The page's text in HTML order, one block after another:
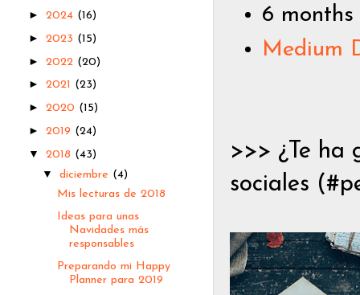
6
Medium
>>> ¿Te ha
sociales
► 2024 (16)
► 2023 (15)
► 2022 (20)
► 2021 (23)
► 2020 (15)
► 2019 (24)
▼ 2018 (43)
▼diciembre (4)
Mis lecturas de 2018
Ideas para unas
Navidades más
responsables
Preparando mi Happy
Planner para 2019